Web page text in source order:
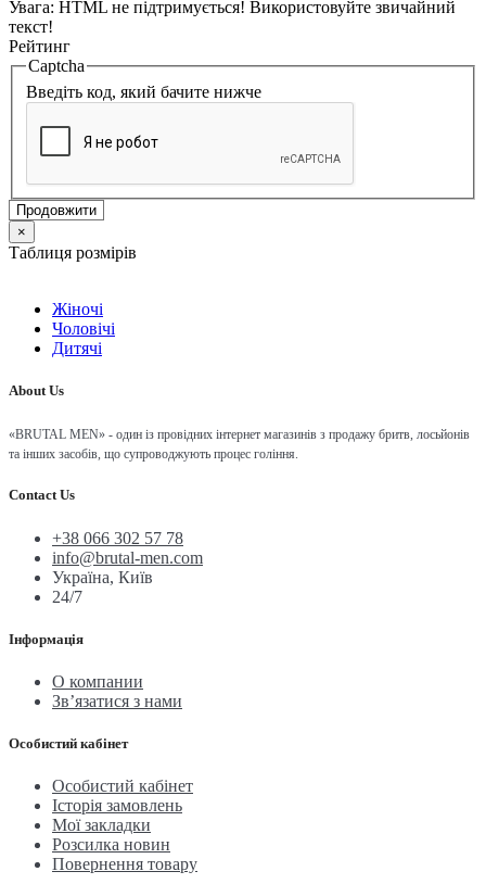
Увага: HTML не підтримується! Використовуйте звичайний
текст!
Рейтинг
Captcha
Введіть код, який бачите нижче
Продовжити
×
Таблиця розмірів
Жіночі
Чоловічі
Дитячі
About Us
«BRUTAL MEN» - один із провідних інтернет магазинів з продажу бритв, лосьйонів
та інших засобів, що супроводжують процес гоління.
Contact Us
+38 066 302 57 78
info@brutal-men.com
Україна, Київ
24/7
Інформація
О компании
Зв’язатися з нами
Особистий кабінет
Особистий кабінет
Історія замовлень
Мої закладки
Розсилка новин
Повернення товару